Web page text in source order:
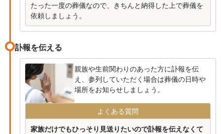
たった一度の葬儀なので、きちんと納得した上で葬儀を
依頼しましょう。
訃報を伝える
親族や生前関わりのあった方に訃報を伝
え、参列していただく場合は葬儀の日時や
場所をお知らせしましょう。
よくある質問
家族だけでもひっそり見送りたいので訃報を伝えなくて